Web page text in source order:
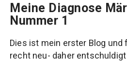
Meine Diagnose
Nummer 1
Dies ist mein erster Blog und
recht neu- daher